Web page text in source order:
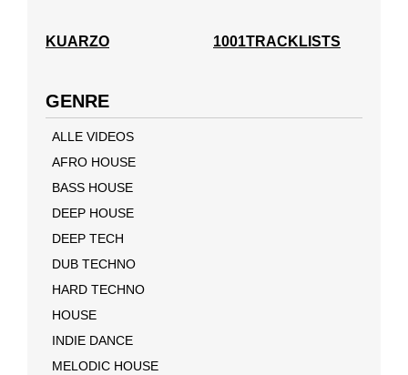
KUARZO 1001TRACKLISTS
GENRE
ALLE VIDEOS
AFRO HOUSE
BASS HOUSE
DEEP HOUSE
DEEP TECH
DUB TECHNO
HARD TECHNO
HOUSE
INDIE DANCE
MELODIC HOUSE